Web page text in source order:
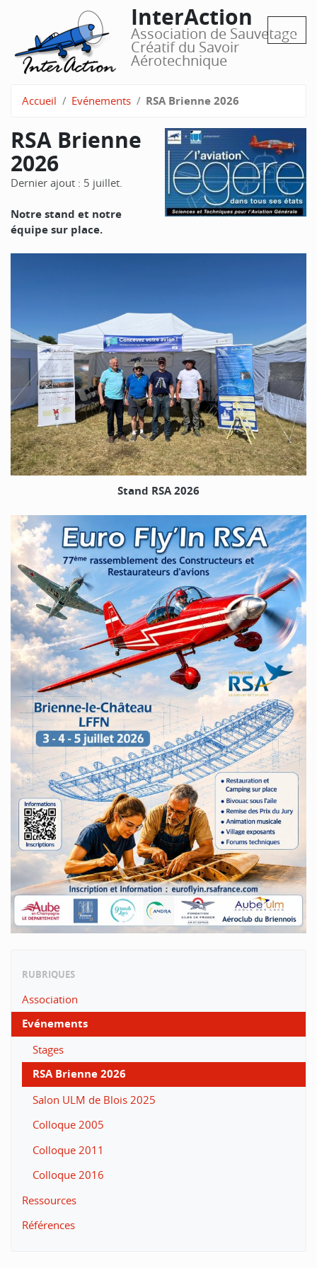
InterAction
Association de Sauvetage
Créatif du Savoir
Aérotechnique
Accueil Evénements RSA Brienne 2026
RSA Brienne
2026
Dernier ajout : 5 juillet.
Notre stand et notre
équipe sur place.
Stand RSA 2026
RUBRIQUES
Association
Evénements
Stages
RSA Brienne 2026
Salon ULM de Blois 2025
Colloque 2005
Colloque 2011
Colloque 2016
Ressources
Références